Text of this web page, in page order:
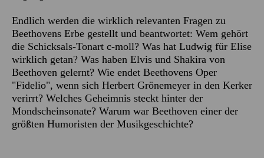
Endlich werden die wirklich relevanten Fragen zu
Beethovens Erbe gestellt und beantwortet: Wem gehört
die Schicksals-Tonart c-moll? Was hat Ludwig für Elise
wirklich getan? Was haben Elvis und Shakira von
Beethoven gelernt? Wie endet Beethovens Oper
"Fidelio", wenn sich Herbert Grönemeyer in den Kerker
verirrt? Welches Geheimnis steckt hinter der
Mondscheinsonate? Warum war Beethoven einer der
größten Humoristen der Musikgeschichte?